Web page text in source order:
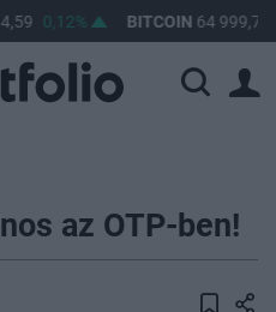
0,12% BITCOIN 64 999,70
az OTP-ben!